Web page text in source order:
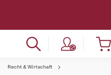
Recht & Wirtschaft